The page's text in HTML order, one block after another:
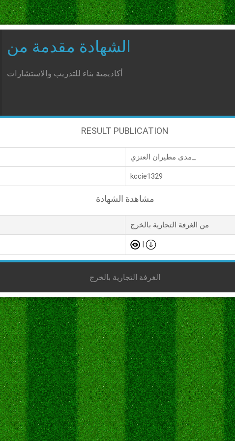
الشهادة مقدمة من
أكاديمية بناء للتدريب والاستشارات
RESULT PUBLICATION
kccie1329
مشاهدة الشهادة
من الغرفة التجارية بالخرج
|
الغرفة التجارية بالخرج